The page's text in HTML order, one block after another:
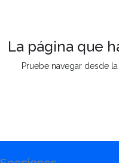
La página que
Pruebe navegar desde